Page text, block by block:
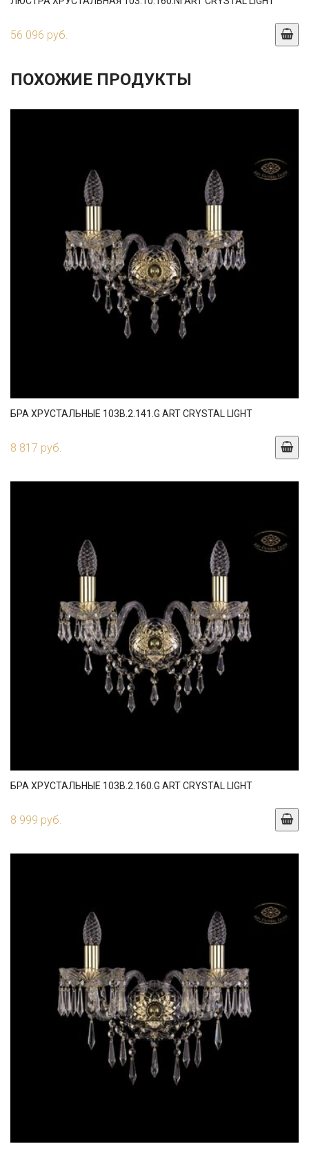
56 096 руб.
ПОХОЖИЕ ПРОДУКТЫ
БРА ХРУСТАЛЬНЫЕ 103B.2.141.G ART CRYSTAL LIGHT
8 817 руб.
БРА ХРУСТАЛЬНЫЕ 103B.2.160.G ART CRYSTAL LIGHT
8 999 руб.